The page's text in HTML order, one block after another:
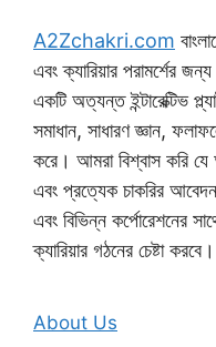
A2Zchakri.com
এবং ক্যারিয়ার পরামর্শের
একটি অত্যন্ত ইন্টারেক্টিভ
সমাধান, সাধারণ জ্ঞান,
করে। আমরা বিশ্বাস করি যে
এবং প্রত্যেক চাকরির
এবং বিভিন্ন কর্পোরেশনের
ক্যারিয়ার গঠনের চেষ্টা করবে।
About Us